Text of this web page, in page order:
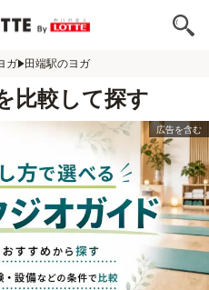
ガ 田端駅のヨガ
比較して探す